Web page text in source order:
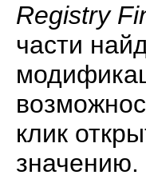
Registry
части
клик
значению.